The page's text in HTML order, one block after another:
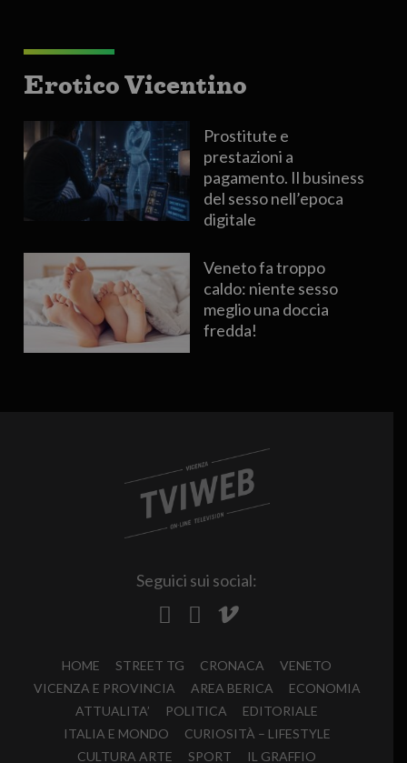
Erotico Vicentino
Prostitute e
prestazioni a
pagamento. Il business
del sesso nell’epoca
digitale
Veneto fa troppo
caldo: niente sesso
meglio una doccia
fredda!
Seguici sui social:
HOME STREET TG CRONACA
VENETO
VICENZA E PROVINCIA
AREA BERICA
ECONOMIA
ATTUALITA’
POLITICA
EDITORIALE
ITALIA E MONDO
CURIOSITÀ – LIFESTYLE
CULTURA ARTE
SPORT IL GRAFFIO